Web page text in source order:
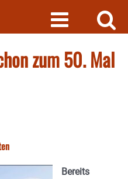
zum 50. Mal
Bereits